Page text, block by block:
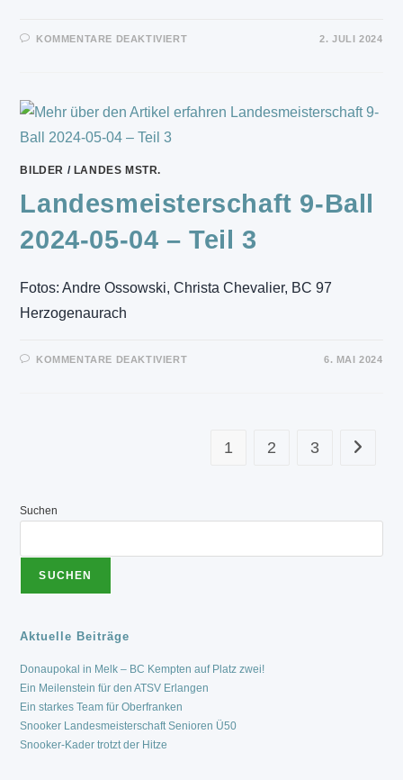
KOMMENTARE DEAKTIVIERTFÜR
POOL
UND
2. JULI 2024
BILDER / LANDES MSTR.
Landesmeisterschaft 9-Ball
2024-05-04 – Teil 3
Fotos: Andre Ossowski, Christa Chevalier, BC 97
Herzogenaurach
KOMMENTARE DEAKTIVIERTFÜR
6. MAI 2024
1 2 3 Zur
Suchen
SUCHEN
Aktuelle Beiträge
Donaupokal in Melk – BC Kempten auf Platz zwei!
Ein Meilenstein für den ATSV Erlangen
Ein starkes Team für Oberfranken
Snooker Landesmeisterschaft Senioren Ü50
Snooker-Kader trotzt der Hitze